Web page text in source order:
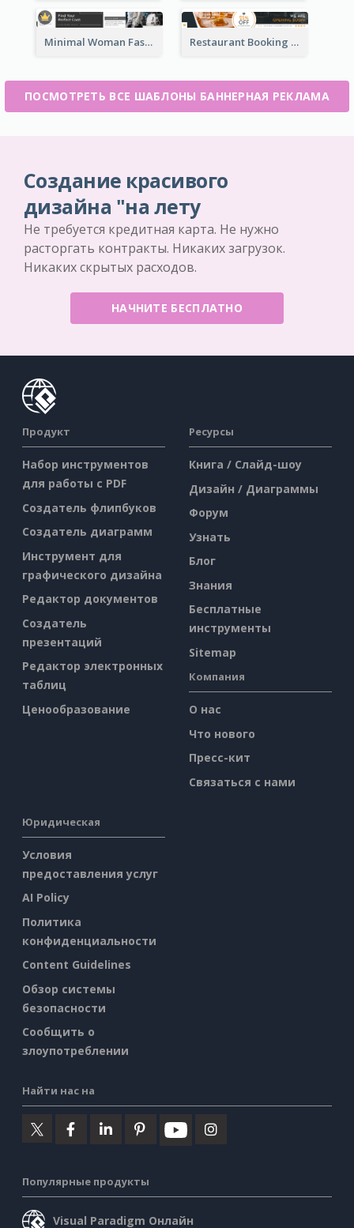
Minimal Woman Fashion Promotion Leaderboard Restaurant Booking And Opening Leaderboard
ПОСМОТРЕТЬ ВСЕ ШАБЛОНЫ БАННЕРНАЯ РЕКЛАМА
Создание красивого
дизайна "на лету
Не требуется кредитная карта. Не нужно
расторгать контракты. Никаких загрузок.
Никаких скрытых расходов.
НАЧНИТЕ БЕСПЛАТНО
Продукт
Набор инструментов
для работы с PDF
Создатель флипбуков
Создатель диаграмм
Инструмент для
графического дизайна
Редактор документов
Создатель
презентаций
Редактор электронных
таблиц
Ценообразование
Ресурсы
Книга / Слайд-шоу
Дизайн / Диаграммы
Форум
Узнать
Блог
Знания
Бесплатные
инструменты
Sitemap
Компания
О нас
Что нового
Пресс-кит
Связаться с нами
Юридическая
Условия
предоставления услуг
AI Policy
Политика
конфиденциальности
Content Guidelines
Обзор системы
безопасности
Сообщить о
злоупотреблении
Найти нас на
Популярные продукты
Visual Paradigm Онлайн